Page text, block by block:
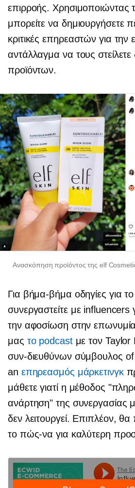
επιρροής. Χρησιμοποιώντας
μπορείτε να δημιουργήσετε
κριτικές επηρεαστών για
αντάλλαγμα να τους
προϊόντων.
Ανασκόπηση προϊόντος της elf
Για βήμα-βήμα οδηγίες για
συνεργαστείτε με influencers
την αφοσίωση στην
μας το podcastμε τον Taylor
συν-διευθύνων σύμβουλος
an επηρεασμός μάρκετινγκ
μάθετε γιατί η μέθοδος
ανάρτηση" της συνεργασίας
δεν λειτουργεί. Επιπλέον, θα
το πώς-να για καλύτερη